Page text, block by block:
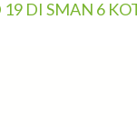
DI SMAN 6